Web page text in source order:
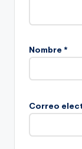
Nombre *
Correo